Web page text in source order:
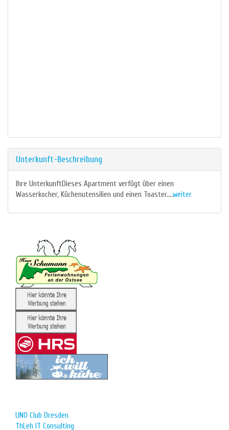
Unterkunft-Beschreibung
Ihre UnterkunftDieses Apartment verfügt über einen
Wasserkocher, Küchenutensilien und einen Toaster....weiter
UNO Club Dresden
ThLeh IT Consulting